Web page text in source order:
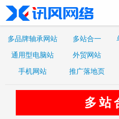
多品牌轴承网站 多站合一
通用型电脑站 外贸网站
手机网站
推广落地页
多站